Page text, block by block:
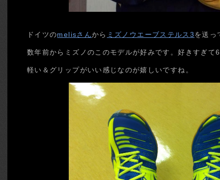
ドイツのmelisさんから ミズノウエーブステルス3 を送っ
数年前からミズノのこのモデルが好みです。好きすぎて
軽い＆グリップがいい感じなのが嬉しいですね。